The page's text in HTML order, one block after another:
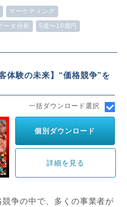
マーケティング
ータ分析 5億〜10億円
体験の未来】“価格競争”を
一括ダウンロード選択
個別ダウンロード
詳細を見る
争の中で、多くの事業者が